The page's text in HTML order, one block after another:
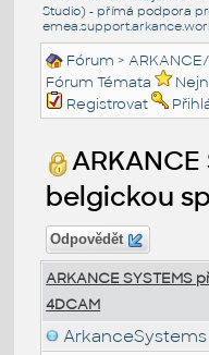
Studio) - přímá podpora
Fórum >
Fórum Témata
Registrovat
belgickou
Odpovědět
ARKANCE SYSTEMS
4DCAM
ArkanceSystems